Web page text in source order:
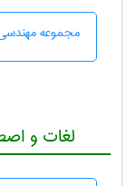
مجموعه
لغات و